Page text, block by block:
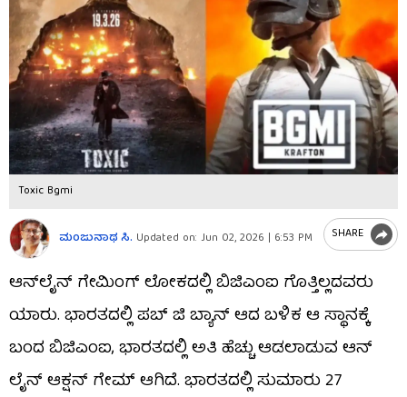
Toxic Bgmi
ಮಂಜುನಾಥ ಸಿ. Updated on: Jun 02, 2026 | 6:53 PM SHARE
ಆನ್​​ಲೈನ್ ಗೇಮಿಂಗ್ ಲೋಕದಲ್ಲಿ ಬಿಜಿಎಂಐ ಗೊತ್ತಿಲ್ಲದವರು
ಯಾರು. ಭಾರತದಲ್ಲಿ ಪಬ್ ಜಿ ಬ್ಯಾನ್ ಆದ ಬಳಿಕ ಆ ಸ್ಥಾನಕ್ಕೆ
ಬಂದ ಬಿಜಿಎಂಐ, ಭಾರತದಲ್ಲಿ ಅತಿ ಹೆಚ್ಚು ಆಡಲಾಡುವ ಆನ್​​
ಲೈನ್ ಆಕ್ಷನ್ ಗೇಮ್ ಆಗಿದೆ. ಭಾರತದಲ್ಲಿ ಸುಮಾರು 27